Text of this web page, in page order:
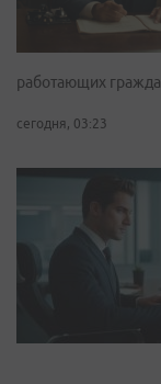
работающих
сегодня, 03:23